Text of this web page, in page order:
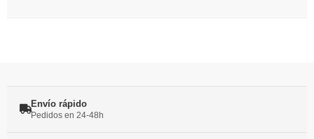
Envío rápido
Pedidos en 24-48h